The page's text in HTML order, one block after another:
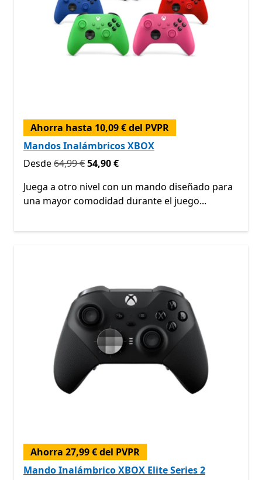
Ahorra hasta 10,09 € del PVPR
Mandos Inalámbricos XBOX
Originalmente Desde 64,99 € ahora Desde 54,90 €
Desde64,99 €54,90 €
Juega a otro nivel con un mando diseñado para
una mayor comodidad durante el juego...
Ahorra 27,99 € del PVPR
Mando Inalámbrico XBOX Elite Series 2